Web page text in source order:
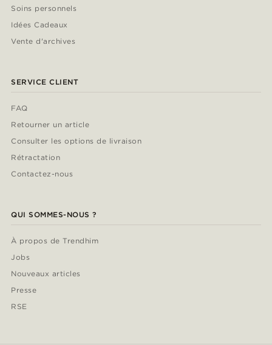
Soins personnels
Idées Cadeaux
Vente d'archives
SERVICE CLIENT
FAQ
Retourner un article
Consulter les options de livraison
Rétractation
Contactez-nous
QUI SOMMES-NOUS ?
À propos de Trendhim
Jobs
Nouveaux articles
Presse
RSE